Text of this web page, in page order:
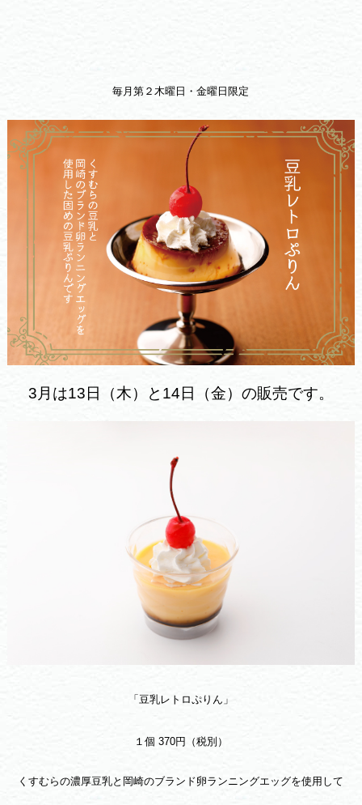
毎月第２木曜日・金曜日限定
3月は13日（木）と14日（金）の販売です。
「豆乳レトロぷりん」
１個 370円（税別）
くすむらの濃厚豆乳と岡崎のブランド卵ランニングエッグを使用して